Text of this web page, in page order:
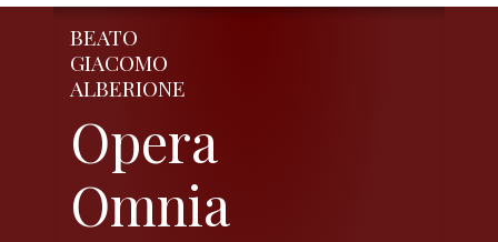
BEATO
GIACOMO
ALBERIONE
Opera
Omnia